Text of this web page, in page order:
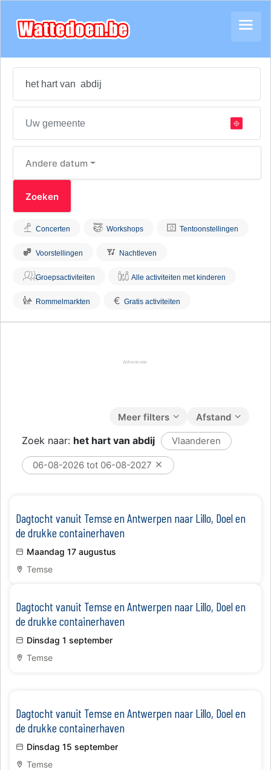
Andere datum
Concerten Workshops Tentoonstellingen
Voorstellingen Nachtleven
Groepsactiviteiten Alle activiteiten met kinderen
Rommelmarkten € Gratis activiteiten
Afstand
Meer filters
Zoek naar: het hart van abdij Vlaanderen
06-08-2026 tot 06-08-2027
​Dagtocht vanuit Temse en Antwerpen naar Lillo, Doel en
de drukke containerhaven
Maandag 17 augustus
Temse
​Dagtocht vanuit Temse en Antwerpen naar Lillo, Doel en
de drukke containerhaven
Dinsdag 1 september
Temse
​Dagtocht vanuit Temse en Antwerpen naar Lillo, Doel en
de drukke containerhaven
Dinsdag 15 september
Temse